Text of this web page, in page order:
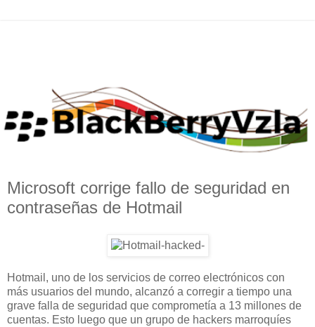
Microsoft corrige fallo de seguridad en
contraseñas de Hotmail
Hotmail, uno de los servicios de correo electrónicos con
más usuarios del mundo, alcanzó a corregir a tiempo una
grave falla de seguridad que comprometía a 13 millones de
cuentas. Esto luego que un grupo de hackers marroquíes